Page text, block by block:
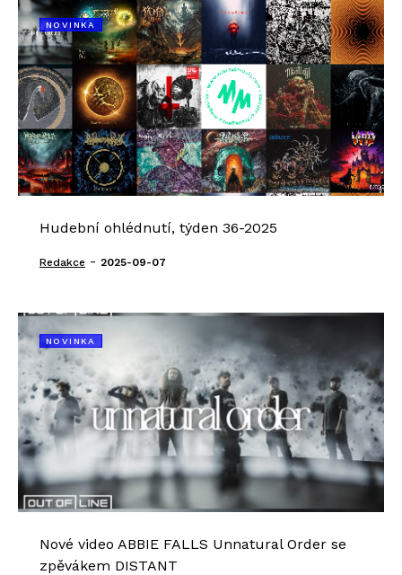
NOVINKA
Hudební ohlédnutí, týden 36-2025
Redakce - 2025-09-07
NOVINKA
Nové video ABBIE FALLS Unnatural Order se
zpěvákem DISTANT